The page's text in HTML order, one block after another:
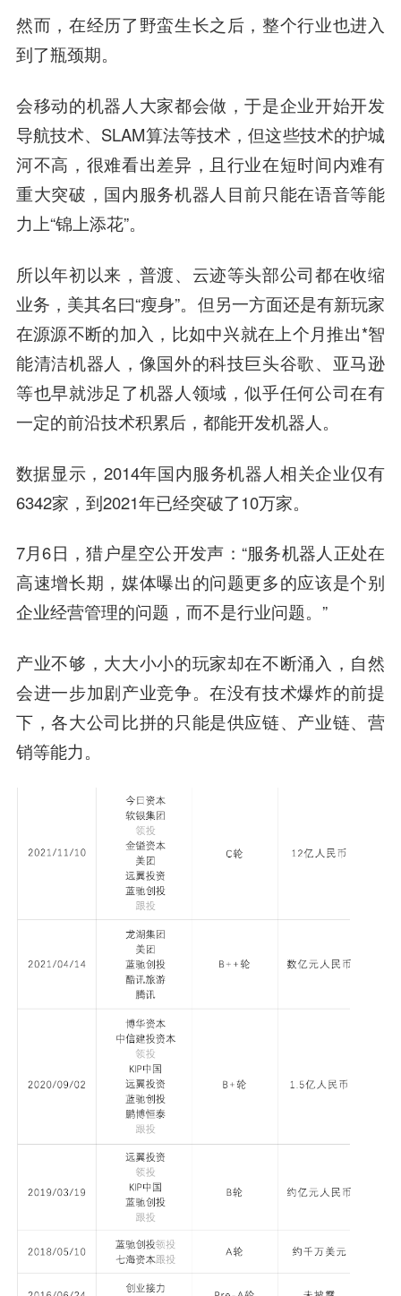
然而，在经历了野蛮生长之后，整个行业也进入
到了瓶颈期。
会移动的机器人大家都会做，于是企业开始开发
导航技术、SLAM算法等技术，但这些技术的护城
河不高，很难看出差异，且行业在短时间内难有
重大突破，国内服务机器人目前只能在语音等能
力上“锦上添花”。
所以年初以来，普渡、云迹等头部公司都在收缩
业务，美其名曰“瘦身”。但另一方面还是有新玩家
在源源不断的加入，比如中兴就在上个月推出*智
能清洁机器人，像国外的科技巨头谷歌、亚马逊
等也早就涉足了机器人领域，似乎任何公司在有
一定的前沿技术积累后，都能开发机器人。
数据显示，2014年国内服务机器人相关企业仅有
6342家，到2021年已经突破了10万家。
7月6日，猎户星空公开发声：“服务机器人正处在
高速增长期，媒体曝出的问题更多的应该是个别
企业经营管理的问题，而不是行业问题。”
产业不够，大大小小的玩家却在不断涌入，自然
会进一步加剧产业竞争。在没有技术爆炸的前提
下，各大公司比拼的只能是供应链、产业链、营
销等能力。